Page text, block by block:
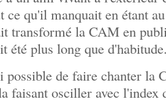
ce qu'il manquait en étant
transformé la CAM en
été plus long que
possible de faire chanter la
faisant osciller avec